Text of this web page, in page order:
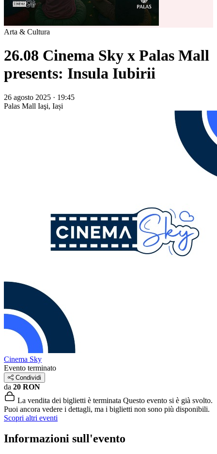
Arta & Cultura
26.08 Cinema Sky x Palas Mall
presents: Insula Iubirii
26 agosto 2025 · 19:45
Palas Mall Iaşi, Iași
Cinema Sky
Evento terminato
Condividi
da 20 RON
La vendita dei biglietti è terminata Questo evento si è già svolto.
Puoi ancora vedere i dettagli, ma i biglietti non sono più disponibili.
Scopri altri eventi
Informazioni sull'evento